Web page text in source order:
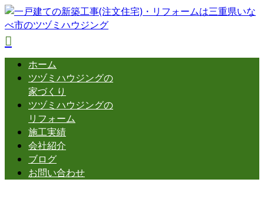
ホーム
ツヅミハウジングの
家づくり
ツヅミハウジングの
リフォーム
施工実績
会社紹介
ブログ
お問い合わせ